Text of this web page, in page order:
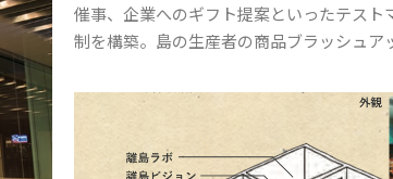
催事、企業へのギフト提案といったテスト
制を構築。島の生産者の商品ブラッシュア